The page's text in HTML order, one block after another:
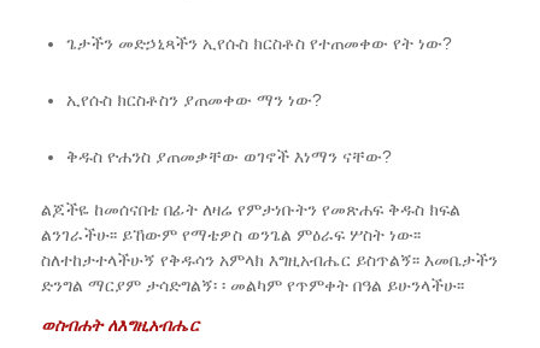
ጌታችን መድኃኒጻችን ኢየሱስ ክርስቶስ የተጠመቀው የት ነው?
ኢየሱስ ክርስቶስን ያጠመቀው ማን ነው?
ቅዱስ ዮሐንስ ያጠመቃቸው ወገኖች እነማን ናቸው?
ልጆችዬ ከመሰናበቴ በፊት ለዛሬ የምታነቡትን የመጽሐፍ ቅዱስ ክፍል
ልንገራችሁ፡፡ ይኸውም የማቴዎስ ወንጌል ምዕራፍ ሦስት ነው፡፡
ስለተከታተላችሁኝ የቅዱሳን አምላክ እግዚአብሔር ይስጥልኝ፡፡ እመቤታችን
ድንግል ማርያም ታሳድግልኝ፡ ፡ መልካም የጥምቀት በዓል ይሁንላችሁ፡፡
ወስብሐት ለእግዚአብሔር